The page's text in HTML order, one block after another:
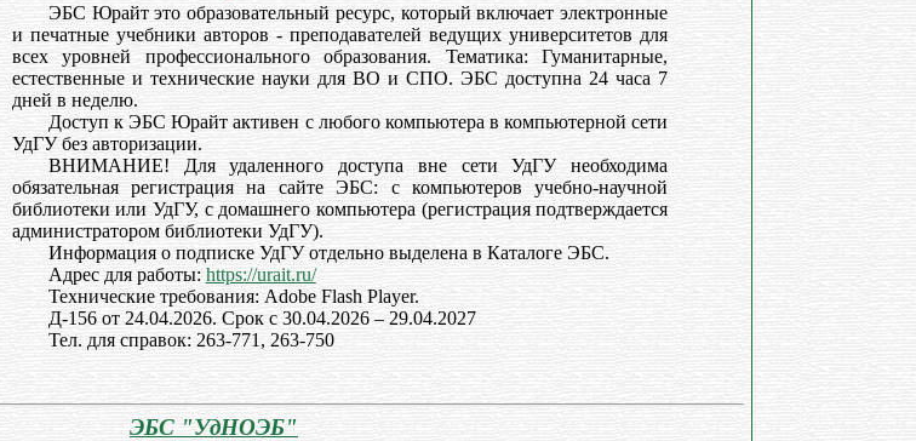
ЭБС Юрайт это образовательный ресурс, который включает электронные
и печатные учебники авторов - преподавателей ведущих университетов для
всех уровней профессионального образования. Тематика: Гуманитарные,
естественные и технические науки для ВО и СПО. ЭБС доступна 24 часа 7
дней в неделю.
Доступ к ЭБС Юрайт активен с любого компьютера в компьютерной сети
УдГУ без авторизации.
ВНИМАНИЕ! Для удаленного доступа вне сети УдГУ необходима
обязательная регистрация на сайте ЭБС: с компьютеров учебно-научной
библиотеки или УдГУ, с домашнего компьютера (регистрация подтверждается
администратором библиотеки УдГУ).
Информация о подписке УдГУ отдельно выделена в Каталоге ЭБС.
Адрес для работы: https://urait.ru/
Технические требования: Adobe Flash Player.
Д-156 от 24.04.2026. Срок с 30.04.2026 – 29.04.2027
Тел. для справок: 263-771, 263-750
ЭБС "УдНОЭБ"